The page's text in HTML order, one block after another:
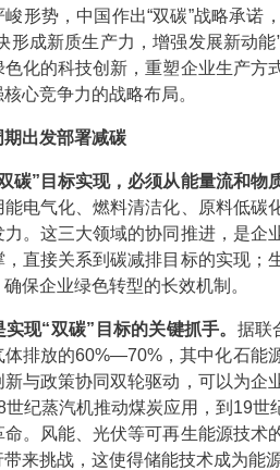
形势，中国作出“双碳”战略承
形成新质生产力，增强发展新动
化的科技创新，重塑企业生产方
心竞争力的战略布局。
期出发部署减碳
碳”目标实现，必须从能量流和物
能电气化、燃料清洁化、原料低
。这三大领域的协同推进，是
直接关系到碳减排目标的实现；
保企业绿色转型的长效机制。
现“双碳”目标的关键抓手。 据联
体排放的60%—70%，其中化石能
与政策协同双轮驱动，可以为
世纪蒸汽机推动煤炭应用，到19
命。风能、光伏等可再生能源技
来挑战，这使得储能技术成为能